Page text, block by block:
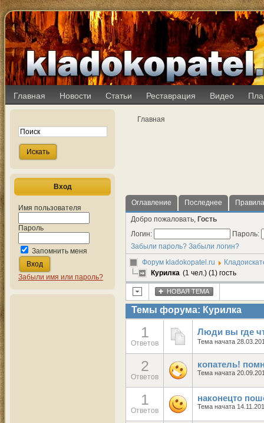
Главная Новости Статьи Реставрация Видео
Вход
Имя пользователя
Пароль
Запомнить меня
Забыли имя или пароль?
Главная
Оглавление Последнее
Правила
Добро пожаловать, Гость
Логин:
Пароль:
Забыли пароль? Забыли логин?
Форум kladokopatel.ru
Курилка (1 чел.) (1) гость
НОВАЯ ТЕМА
Темы форума: Курилка
1
Ответов
Люди вы где
Тема начата
2
Ответов
копатель!
Тема начата
1
Ответов
наконецто
Тема начата